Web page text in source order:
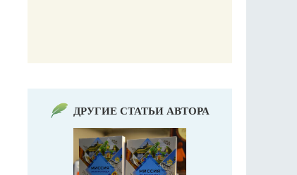
ДРУГИЕ СТАТЬИ АВТОРА